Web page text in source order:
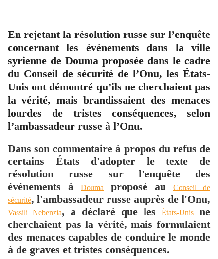
En rejetant la résolution russe sur l’enquête
concernant les événements dans la ville
syrienne de Douma proposée dans le cadre
du Conseil de sécurité de l’Onu, les États-
Unis ont démontré qu’ils ne cherchaient pas
la vérité, mais brandissaient des menaces
lourdes de tristes conséquences, selon
l’ambassadeur russe à l’Onu.
Dans son commentaire à propos du refus de
certains États d'adopter le texte de
résolution russe sur l'enquête des
événements à
Douma proposé au
Conseil de
sécurité, l'ambassadeur russe auprès de l'Onu,
Vassili Nebenzia, a déclaré que les États-Unis
ne
cherchaient pas la vérité, mais formulaient
des menaces capables de conduire le monde
à de graves et tristes conséquences.